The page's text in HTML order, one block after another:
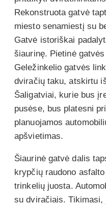
Rekonstruota gatvė
miesto senamiestį su
Gatvė istoriškai
šiaurinę. Pietinė
Geležinkelio gatvės
dviračių taku, atskirtu
Šaligatviai, kurie bus
pusėse, bus platesni
planuojamos
apšvietimas.
Šiaurinė gatvė dalis
krypčių raudono
trinkelių juosta.
su dviračiais. Tikimasi,